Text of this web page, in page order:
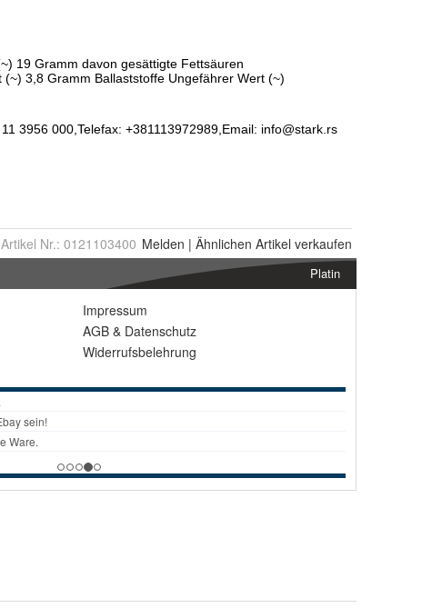
Artikel Nr.: 0121103400 Melden | Ähnlichen Artikel verkaufen
Platin
Impressum
AGB & Datenschutz
Widerrufsbelehrung